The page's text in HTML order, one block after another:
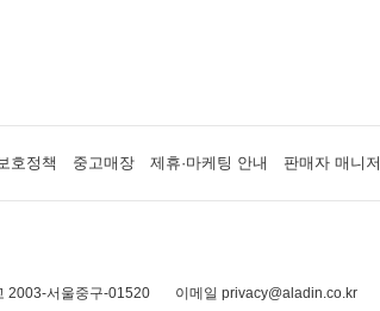
호정책 중고매장 제휴·마케팅 안내 판매자 매니저
2003-서울중구-01520 이메일 privacy@aladin.co.kr